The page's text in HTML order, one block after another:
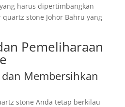
harus dipertimbangkan
stone Johor Bahru yang
Pemeliharaan
Membersihkan
stone Anda tetap berkilau